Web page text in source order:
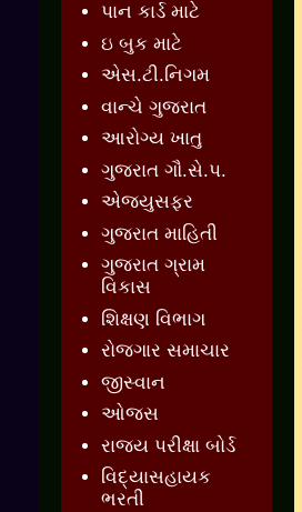
પાન કાર્ડ માટે
ઇ બુક માટે
એસ.ટી.નિગમ
વાન્ચે ગુજરાત
આરોગ્ય ખાતુ
ગુજરાત ગૌ.સે.પ.
એજ્યુસફર
ગુજરાત માહિતી
ગુજરાત ગ્રામ
વિકાસ
શિક્ષણ વિભાગ
રોજગાર સમાચાર
જીસ્વાન
ઓજસ
રાજ્ય પરીક્ષા બોર્ડ
વિદ્યાસહાયક
ભરતી